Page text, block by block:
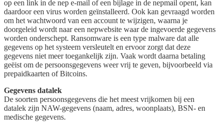
op een link in de nep e-mail of een bijlage in de nepmail opent, kan
daardoor een virus worden geïnstalleerd. Ook kan gevraagd worden
om het wachtwoord van een account te wijzigen, waarna je
doorgeleid wordt naar een nepwebsite waar de ingevoerde gegevens
worden onderschept. Ransomware is een type malware dat alle
gegevens op het systeem versleutelt en ervoor zorgt dat deze
gegevens niet meer toegankelijk zijn. Vaak wordt daarna betaling
geëist om de persoonsgegevens weer vrij te geven, bijvoorbeeld via
prepaidkaarten of Bitcoins.
Gegevens datalek
De soorten persoonsgegevens die het meest vrijkomen bij een
datalek zijn NAW-gegevens (naam, adres, woonplaats), BSN- en
medische gegevens.